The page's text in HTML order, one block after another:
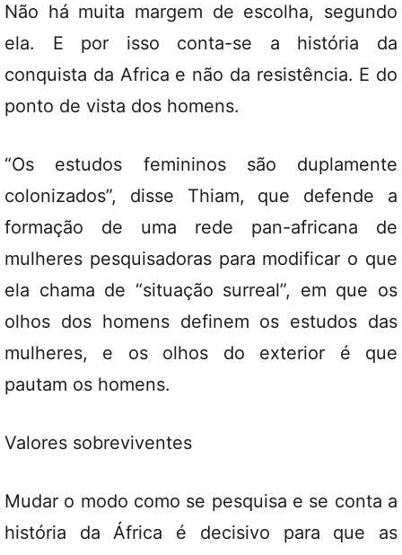
Não há muita margem de escolha, segundo
ela. E por isso conta-se a história da
conquista da Africa e não da resistência. E do
ponto de vista dos homens.
“Os estudos femininos são duplamente
colonizados”, disse Thiam, que defende a
formação de uma rede pan-africana de
mulheres pesquisadoras para modificar o que
ela chama de “situação surreal”, em que os
olhos dos homens definem os estudos das
mulheres, e os olhos do exterior é que
pautam os homens.
Valores sobreviventes
Mudar o modo como se pesquisa e se conta a
história da África é decisivo para que as